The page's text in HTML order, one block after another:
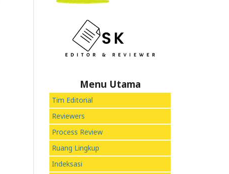
Menu Utama
Tim Editorial
Reviewers
Process Review
Ruang Lingkup
Indeksasi